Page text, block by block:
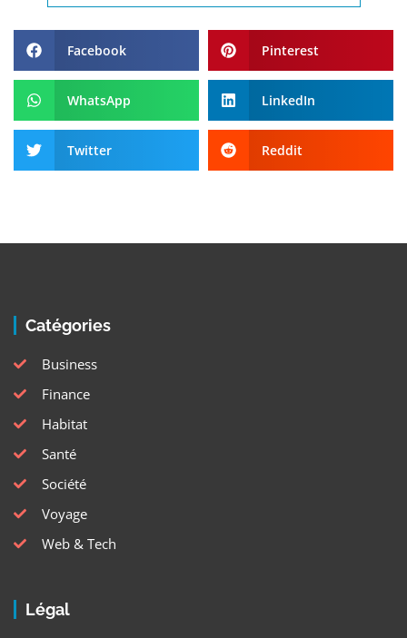
Facebook Pinterest
WhatsApp LinkedIn
Twitter Reddit
Catégories
Business
Finance
Habitat
Santé
Société
Voyage
Web & Tech
Légal